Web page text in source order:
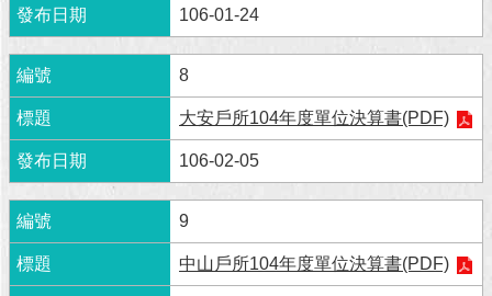
網
導
覽
English
常
見
問
答
106-01-24
8
大安戶所104年度單位決算書(PDF)
106-02-05
9
中山戶所104年度單位決算書(PDF)